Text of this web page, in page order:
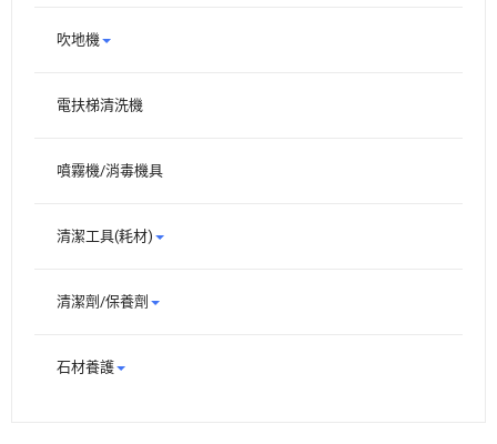
吹地機
電扶梯清洗機
噴霧機/消毒機具
清潔工具(耗材)
清潔劑/保養劑
石材養護